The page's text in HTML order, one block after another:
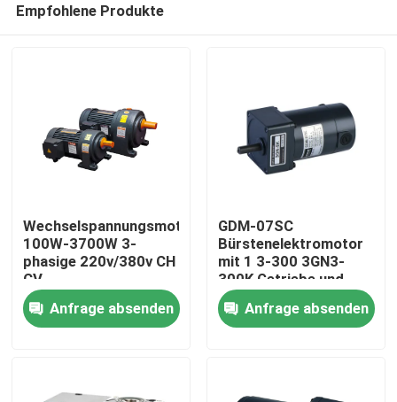
Zu Hause
Videos
Empfohlene Produkte
Wechselspannungsmotor
100W-3700W 3-
phasige 220v/380v CH
CV
Anfrage absenden
GDM-07SC
Bürstenelektromotor
mit 1 3-300 3GN3-
300K Getriebe und
25W Spannung 12V
24V Ausgangsleistung
Anfrage absenden